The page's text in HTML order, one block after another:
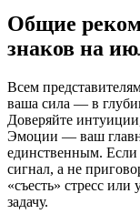
Общие
знаков на
Всем
ваша сила — в
Доверяйте
Эмоции — ваш
единственным. Если
сигнал, а не
«съесть» стресс
задачу.